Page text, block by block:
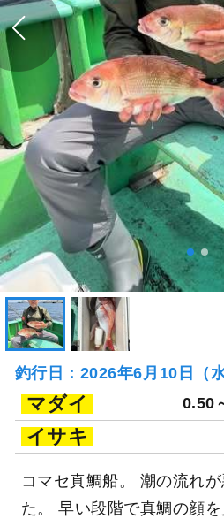
釣行日：2026年6月10日（
マダイ 0.50
イサキ
コマセ真鯛船。 潮の流れ
た。 早い段階で真鯛の顔